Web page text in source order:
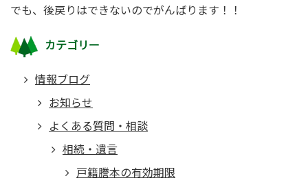
でも、後戻りはできないのでがんばります！！
カテゴリー
情報ブログ
お知らせ
よくある質問・相談
相続・遺言
戸籍謄本の有効期限